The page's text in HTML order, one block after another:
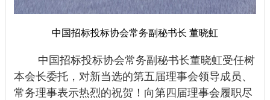
中国招标投标协会常务副秘书长 董晓虹
中国招标投标协会常务副秘书长董晓虹受任树
本会长委托，对新当选的第五届理事会领导成员、
常务理事表示热烈的祝贺！向第四届理事会履职尽